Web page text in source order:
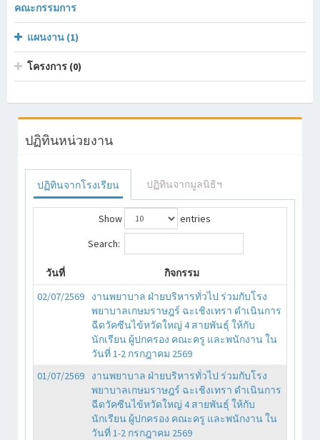
คณะกรรมการ
แผนงาน (1)
โครงการ (0)
ปฏิทินหน่วยงาน
ปฏิทินจากโรงเรียน ปฏิทินจากมูลนิธิฯ
Show
entries
Search:
วันที่
กิจกรรม
02/07/2569
งานพยาบาล ฝ่ายบริหารทั่วไป ร่วมกับโรง
พยาบาลเกษมราษฎร์ ฉะเชิงเทรา ดำเนินการ
ฉีดวัคซีนไข้หวัดใหญ่ 4 สายพันธุ์ ให้กับ
นักเรียน ผู้ปกครอง คณะครู และพนักงาน ใน
วันที่ 1-2 กรกฎาคม 2569
01/07/2569
งานพยาบาล ฝ่ายบริหารทั่วไป ร่วมกับโรง
พยาบาลเกษมราษฎร์ ฉะเชิงเทรา ดำเนินการ
ฉีดวัคซีนไข้หวัดใหญ่ 4 สายพันธุ์ ให้กับ
นักเรียน ผู้ปกครอง คณะครู และพนักงาน ใน
วันที่ 1-2 กรกฎาคม 2569